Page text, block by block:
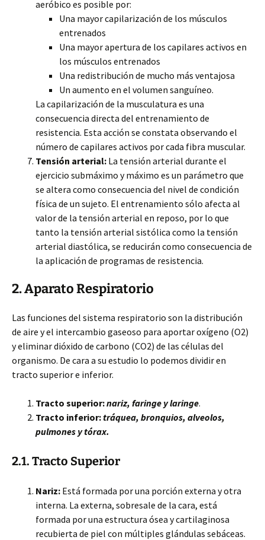
aeróbico es posible por:
Una mayor capilarización de los músculos
entrenados
Una mayor apertura de los capilares activos en
los músculos entrenados
Una redistribución de mucho más ventajosa
Un aumento en el volumen sanguíneo.
La capilarización de la musculatura es una
consecuencia directa del entrenamiento de
resistencia. Esta acción se constata observando el
número de capilares activos por cada fibra muscular.
Tensión arterial: La tensión arterial durante el
ejercicio submáximo y máximo es un parámetro que
se altera como consecuencia del nivel de condición
física de un sujeto. El entrenamiento sólo afecta al
valor de la tensión arterial en reposo, por lo que
tanto la tensión arterial sistólica como la tensión
arterial diastólica, se reducirán como consecuencia de
la aplicación de programas de resistencia.
2. Aparato Respiratorio
Las funciones del sistema respiratorio son la distribución
de aire y el intercambio gaseoso para aportar oxígeno (O2)
y eliminar dióxido de carbono (CO2) de las células del
organismo. De cara a su estudio lo podemos dividir en
tracto superior e inferior.
Tracto superior:nariz, faringe y laringe.
Tracto inferior:tráquea, bronquios, alveolos,
pulmones y tórax.
2.1. Tracto Superior
Nariz: Está formada por una porción externa y otra
interna. La externa, sobresale de la cara, está
formada por una estructura ósea y cartilaginosa
recubierta de piel con múltiples glándulas sebáceas.